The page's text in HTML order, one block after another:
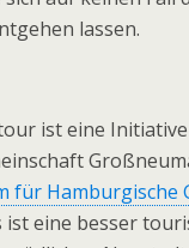
lassen.
ist eine
für Hamburgische
ist eine besser